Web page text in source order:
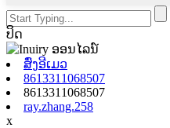
ປິດ
ສົ່ງອີເມວ
8613311068507
8613311068507
ray.zhang.258
x